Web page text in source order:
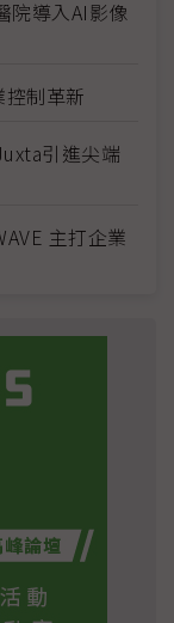
院導入AI影像
制革新
引進尖端
主打企業